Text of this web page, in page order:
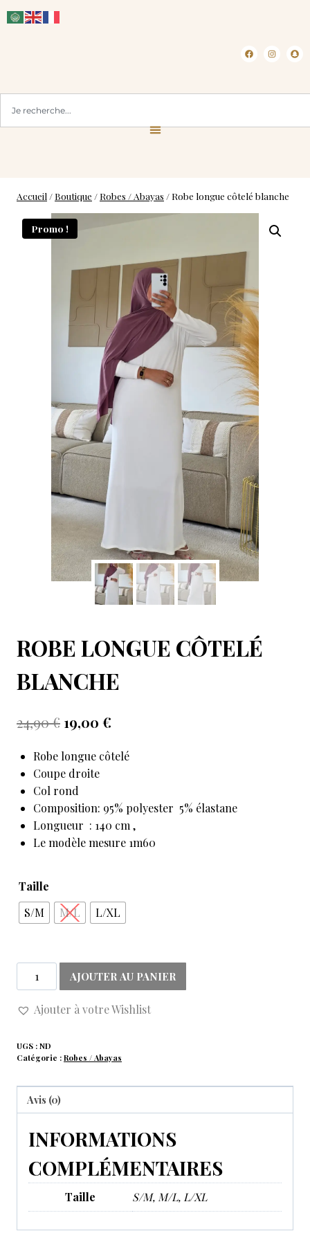
Accueil /Boutique / Robes / Abayas / Robe longue côtelé blanche
Promo !
ROBE LONGUE CÔTELÉ
BLANCHE
24,90€ 19,00 €
Robe longue côtelé
Coupe droite
Col rond
Composition: 95% polyester 5% élastane
Longueur : 140 cm ,
Le modèle mesure 1m60
Taille
S/M
M/L L/XL
AJOUTER AU PANIER
Ajouter à votre Wishlist
UGS : ND
Catégorie : Robes / Abayas
Avis (0)
INFORMATIONS
COMPLÉMENTAIRES
Taille S/M, M/L, L/XL